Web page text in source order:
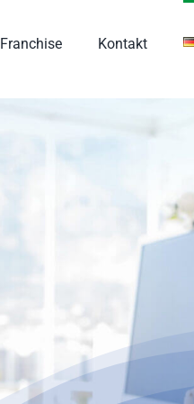
Franchise Kontakt